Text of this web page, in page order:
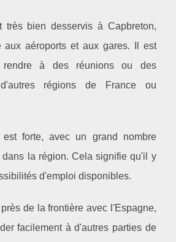
très bien desservis à Capbreton,
aux aéroports et aux gares. Il est
à des réunions ou des
régions de France ou
forte, avec un grand nombre
dans la région. Cela signifie qu'il y
d'emploi disponibles.
de la frontière avec l'Espagne,
facilement à d'autres parties de